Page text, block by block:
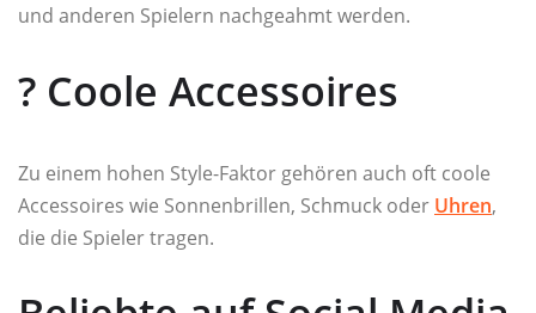
und anderen Spielern nachgeahmt werden.
?️ Coole Accessoires
Zu einem hohen Style-Faktor gehören auch oft coole
Accessoires wie Sonnenbrillen, Schmuck oder Uhren,
die die Spieler tragen.